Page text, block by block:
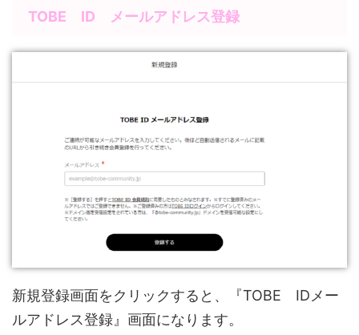
TOBE ID メールアドレス登録
新規登録画面をクリックすると、『TOBE IDメー
ルアドレス登録』画面になります。